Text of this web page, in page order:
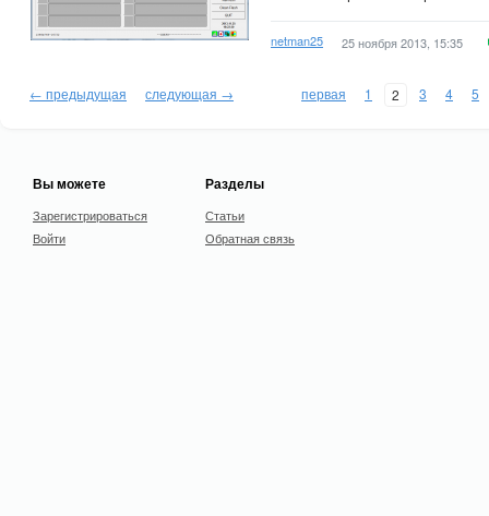
netman25 25 ноября 2013, 15:35
← предыдущая следующая → первая 1 2 3 4 5
Вы можете
Зарегистрироваться
Войти
Разделы
Статьи
Обратная связь